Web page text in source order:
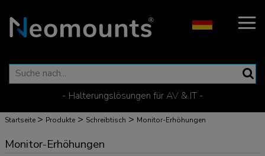
- Halterungslösungen für AV & IT -
Startseite > Produkte > Schreibtisch > Monitor-Erhöhungen
Monitor-Erhöhungen